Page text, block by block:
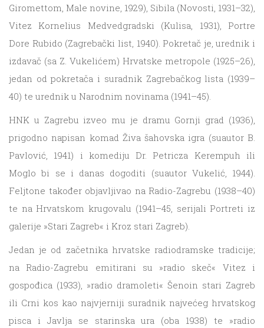
Giromettom, Male novine, 1929), Sibila (Novosti, 1931–32),
Vitez Kornelius Medvedgradski (Kulisa, 1931), Portre
Dore Rubido (Zagrebački list, 1940). Pokretač je, urednik i
izdavač (sa Z. Vukelićem) Hrvatske metropole (1925–26),
jedan od pokretača i suradnik Zagrebačkog lista (1939–
40) te urednik u Narodnim novinama (1941–45).
HNK u Zagrebu izveo mu je dramu Gornji grad (1936),
prigodno napisan komad Živa šahovska igra (suautor B.
Pavlović, 1941) i komediju Dr. Petricza Kerempuh ili
Moglo bi se i danas dogoditi (suautor Vukelić, 1944).
Feljtone također objavljivao na Radio-Zagrebu (1938–40)
te na Hrvatskom krugovalu (1941–45, serijali Portreti iz
galerije »Stari Zagreb« i Kroz stari Zagreb).
Jedan je od začetnika hrvatske radiodramske tradicije;
na Radio-Zagrebu emitirani su »radio skeč« Vitez i
gospođica (1933), »radio dramoleti« Šenoin stari Zagreb
ili Crni kos kao najvjerniji suradnik najvećeg hrvatskog
pisca i Javlja se starinska ura (oba 1938) te »radio